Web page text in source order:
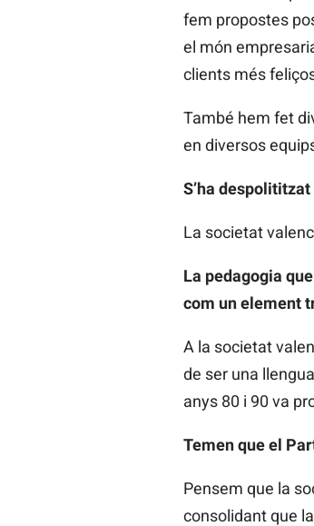
fem propostes
el món
clients més
També hem fet
en diversos
S’ha
La societat
La pedagogia
com un element
A la societat
de ser una
anys 80 i 90 va
Temen que el
Pensem que la
consolidant que